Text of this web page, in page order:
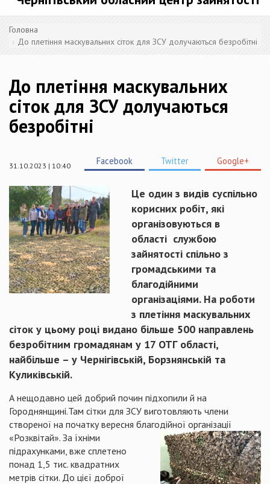
Головна
До плетіння маскувальних сіток для ЗСУ долучаються безробітні
До плетіння маскувальних
сіток для ЗСУ долучаються
безробітні
31.10.2023 | 10:40 Facebook Twitter Google+
Це один з видів суспільно
корисних робіт, які
організовуються в
області службою
зайнятості спільно з
громадськими та
благодійними
організаціями. На роботи
з плетіння маскувальних
сіток у цьому році видано більше 500 направлень
безробітним громадянам у 17 ОТГ області,
найбільше – у Чернігівській, Борзнянській та
Куликівській.
А нещодавно цей добрий почин підхопили й на
Городнянщині.Там сітки для ЗСУ виготовляють члени
створеної на початку вересня благодійної організації
«Розквітай». За їхніми
підрахунками, вже сплетено
понад 1,5 тис. квадратних
метрів сітки. До цієї доброї